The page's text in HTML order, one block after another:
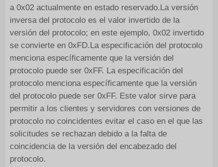
a 0x02 actualmente en estado reservado.La versión
inversa del protocolo es el valor invertido de la
versión del protocolo; en este ejemplo, 0x02 invertido
se convierte en 0xFD.La especificación del protocolo
menciona específicamente que la versión del
protocolo puede ser 0xFF. La especificación del
protocolo menciona específicamente que la versión
del protocolo puede ser 0xFF. Este valor sirve para
permitir a los clientes y servidores con versiones de
protocolo no coincidentes evitar el caso en el que las
solicitudes se rechazan debido a la falta de
coincidencia de la versión del encabezado del
protocolo.